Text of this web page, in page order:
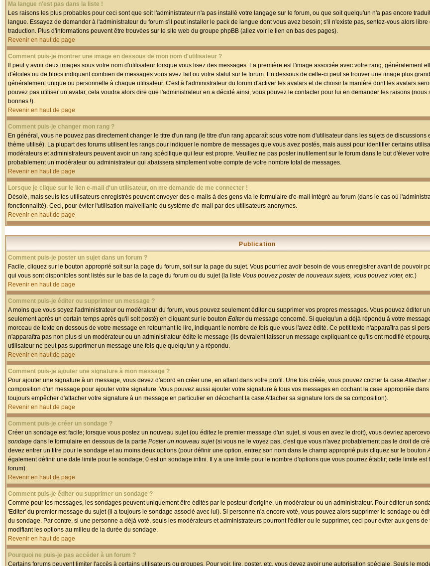
Ma langue n'est pas dans la liste !
Les raisons les plus probables pour ceci sont que soit l'administrateur n'a pas installé votre langage sur le forum, ou que soit quelqu'un n'a pas encore
langue. Essayez de demander à l'administrateur du forum s'il peut installer le pack de langue dont vous avez besoin; s'il n'existe pas, sentez-vous alors
traduction. Plus d'informations peuvent être trouvées sur le site web du groupe phpBB (allez voir le lien en bas des pages).
Revenir en haut de page
Comment puis-je montrer une image en dessous de mon nom d'utilisateur ?
Il peut y avoir deux images sous votre nom d'utilisateur lorsque vous lisez des messages. La première est l'image associée avec votre rang, généralement
d'étoiles ou de blocs indiquant combien de messages vous avez fait ou votre statut sur le forum. En dessous de celle-ci peut se trouver une image plus
généralement unique ou personnelle à chaque utilisateur. C'est à l'administrateur du forum d'activer les avatars et de choisir la manière dont les avatars
pouvez pas utiliser un avatar, cela voudra alors dire que l'administrateur en a décidé ainsi, vous pouvez le contacter pour lui en demander les raisons (nous
bonnes !).
Revenir en haut de page
Comment puis-je changer mon rang ?
En général, vous ne pouvez pas directement changer le titre d'un rang (le titre d'un rang apparaît sous votre nom d'utilisateur dans les sujets de discussions
thème utilisé). La plupart des forums utilisent les rangs pour indiquer le nombre de messages que vous avez postés, mais aussi pour identifier certains
modérateurs et administrateurs peuvent avoir un rang spécifique qui leur est propre. Veuillez ne pas poster inutilement sur le forum dans le but d'élever
probablement un modérateur ou administrateur qui abaissera simplement votre compte de votre nombre total de messages.
Revenir en haut de page
Lorsque je clique sur le lien e-mail d'un utilisateur, on me demande de me connecter !
Désolé, mais seuls les utilisateurs enregistrés peuvent envoyer des e-mails à des gens via le formulaire d'e-mail intégré au forum (dans le cas où
fonctionnalité). Ceci, pour éviter l'utilisation malveillante du système d'e-mail par des utilisateurs anonymes.
Revenir en haut de page
Publication
Comment puis-je poster un sujet dans un forum ?
Facile, cliquez sur le bouton approprié soit sur la page du forum, soit sur la page du sujet. Vous pourriez avoir besoin de vous enregistrer avant de pouvoir
qui vous sont disponibles sont listés sur le bas de la page du forum ou du sujet (la liste Vous pouvez poster de nouveaux sujets, vous pouvez voter, etc.)
Revenir en haut de page
Comment puis-je éditer ou supprimer un message ?
A moins que vous soyez l'administrateur ou modérateur du forum, vous pouvez seulement éditer ou supprimer vos propres messages. Vous pouvez éditer
seulement après un certain temps après qu'il soit posté) en cliquant sur le bouton Editerdu message concerné. Si quelqu'un a déjà répondu à votre
morceau de texte en dessous de votre message en retournant le lire, indiquant le nombre de fois que vous l'avez édité. Ce petit texte n'apparaîtra pas si
n'apparaîtra pas non plus si un modérateur ou un administrateur édite le message (ils devraient laisser un message expliquant ce qu'ils ont modifié et
utilisateur ne peut pas supprimer un message une fois que quelqu'un y a répondu.
Revenir en haut de page
Comment puis-je ajouter une signature à mon message ?
Pour ajouter une signature à un message, vous devez d'abord en créer une, en allant dans votre profil. Une fois créée, vous pouvez cocher la caseAttacher
composition d'un message pour ajouter votre signature. Vous pouvez aussi ajouter votre signature à tous vos messages en cochant la case appropriée
toujours empêcher d'attacher votre signature à un message en particulier en décochant la case Attacher sa signature lors de sa composition).
Revenir en haut de page
Comment puis-je créer un sondage ?
Créer un sondage est facile; lorsque vous postez un nouveau sujet (ou éditez le premier message d'un sujet, si vous en avez le droit), vous devriez
sondage dans le formulaire en dessous de la partie Poster un nouveau sujet(si vous ne le voyez pas, c'est que vous n'avez probablement pas le droit de
devez entrer un titre pour le sondage et au moins deux options (pour définir une option, entrez son nom dans le champ approprié puis cliquez sur le bouton
également définir une date limite pour le sondage; 0 est un sondage infini. Il y a une limite pour le nombre d'options que vous pourrez établir; cette limite est
forum).
Revenir en haut de page
Comment puis-je éditer ou supprimer un sondage ?
Comme pour les messages, les sondages peuvent uniquement être édités par le posteur d'origine, un modérateur ou un administrateur. Pour éditer un
'Editer' du premier message du sujet (il a toujours le sondage associé avec lui). Si personne n'a encore voté, vous pouvez alors supprimer le sondage ou
du sondage. Par contre, si une personne a déjà voté, seuls les modérateurs et administrateurs pourront l'éditer ou le supprimer, ceci pour éviter aux gens
modifiant les options au milieu de la durée du sondage.
Revenir en haut de page
Pourquoi ne puis-je pas accéder à un forum ?
Certains forums peuvent limiter l'accès à certains utilisateurs ou groupes. Pour voir, lire, poster, etc. vous devez avoir une autorisation spéciale. Seuls le